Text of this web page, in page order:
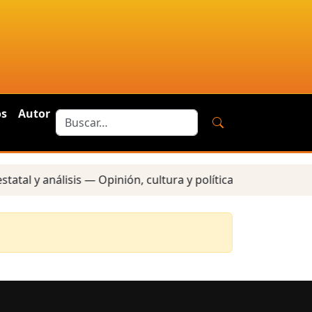
Autor
y análisis — Opinión, cultura y política — Reportes